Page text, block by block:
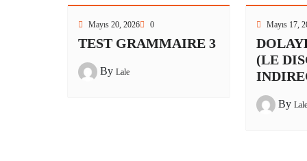
Mayıs 20, 2026 0
TEST GRAMMAIRE 3
By Lale
Mayıs 17,
(LE
By Lale